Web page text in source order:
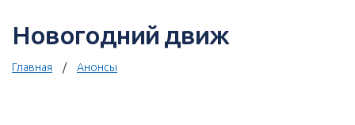
Новогодний движ
Главная Анонсы